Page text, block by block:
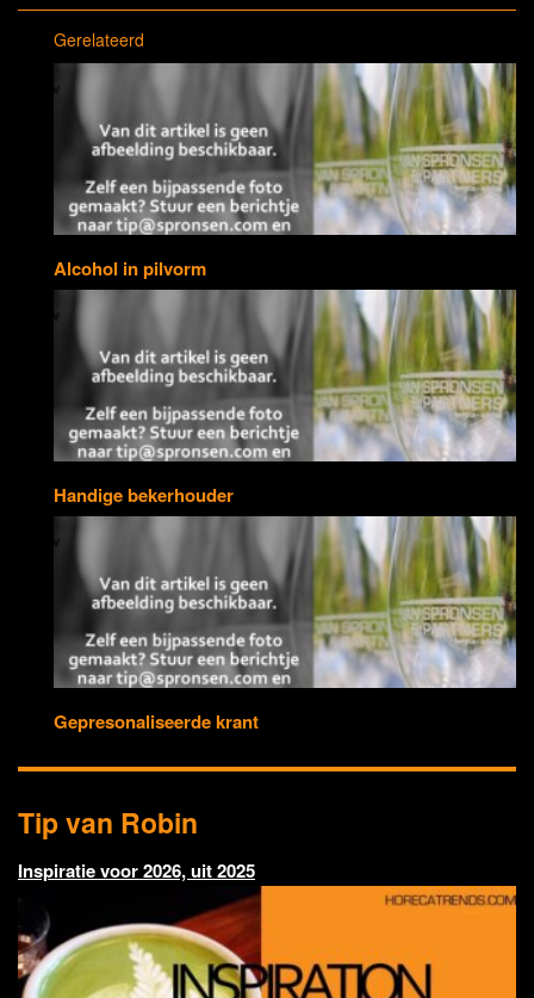
Gerelateerd
Alcohol in pilvorm
Handige bekerhouder
Gepresonaliseerde krant
Tip van Robin
Inspiratie voor 2026, uit 2025